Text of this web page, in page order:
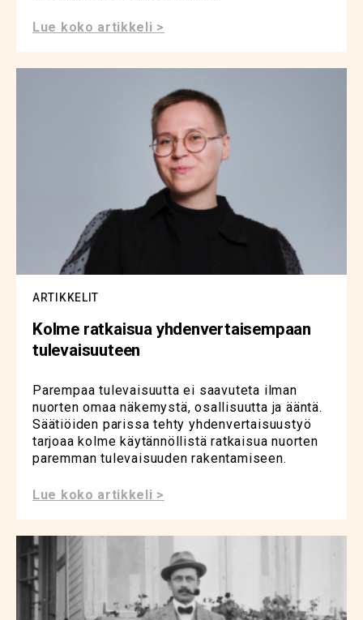
Lue koko artikkeli >
ARTIKKELIT
Kolme ratkaisua yhdenvertaisempaan
tulevaisuuteen
Parempaa tulevaisuutta ei saavuteta ilman
nuorten omaa näkemystä, osallisuutta ja ääntä.
Säätiöiden parissa tehty yhdenvertaisuustyö
tarjoaa kolme käytännöllistä ratkaisua nuorten
paremman tulevaisuuden rakentamiseen.
Lue koko artikkeli >